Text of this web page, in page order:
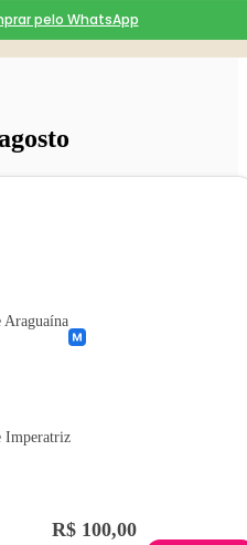
pelo WhatsApp
Imperatriz
R$ 100,00